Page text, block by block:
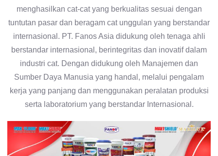
menghasilkan cat-cat yang berkualitas sesuai dengan
tuntutan pasar dan beragam cat unggulan yang berstandar
internasional. PT. Fanos Asia didukung oleh tenaga ahli
berstandar internasional, berintegritas dan inovatif dalam
industri cat. Dengan didukung oleh Manajemen dan
Sumber Daya Manusia yang handal, melalui pengalam
kerja yang panjang dan menggunakan peralatan produksi
serta laboratorium yang berstandar Internasional.